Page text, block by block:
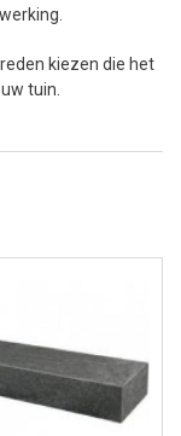
kiezen die het
tuin.